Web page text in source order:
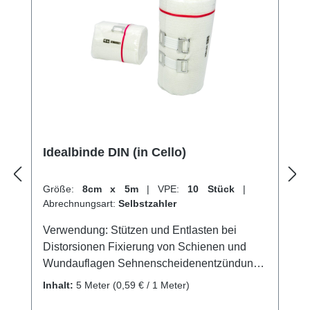
unserem hervorragenden Kundenservice.
Idealbinde DIN (in Cello)
Größe: 8cm x 5m | VPE: 10 Stück |
Abrechnungsart: Selbstzahler
Verwendung: Stützen und Entlasten bei
Distorsionen Fixierung von Schienen und
Wundauflagen Sehnenscheidenentzündung
Stützung und Entlastung von Gelenken
Inhalt: 5 Meter (0,59 € / 1 Meter)